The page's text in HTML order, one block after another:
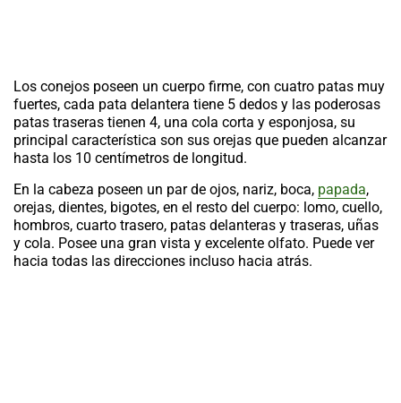
Los conejos poseen un cuerpo firme, con cuatro patas muy
fuertes, cada pata delantera tiene 5 dedos y las poderosas
patas traseras tienen 4, una cola corta y esponjosa, su
principal característica son sus orejas que pueden alcanzar
hasta los 10 centímetros de longitud.
En la cabeza poseen un par de ojos, nariz, boca, papada,
orejas, dientes, bigotes, en el resto del cuerpo: lomo, cuello,
hombros, cuarto trasero, patas delanteras y traseras, uñas
y cola. Posee una gran vista y excelente olfato. Puede ver
hacia todas las direcciones incluso hacia atrás.